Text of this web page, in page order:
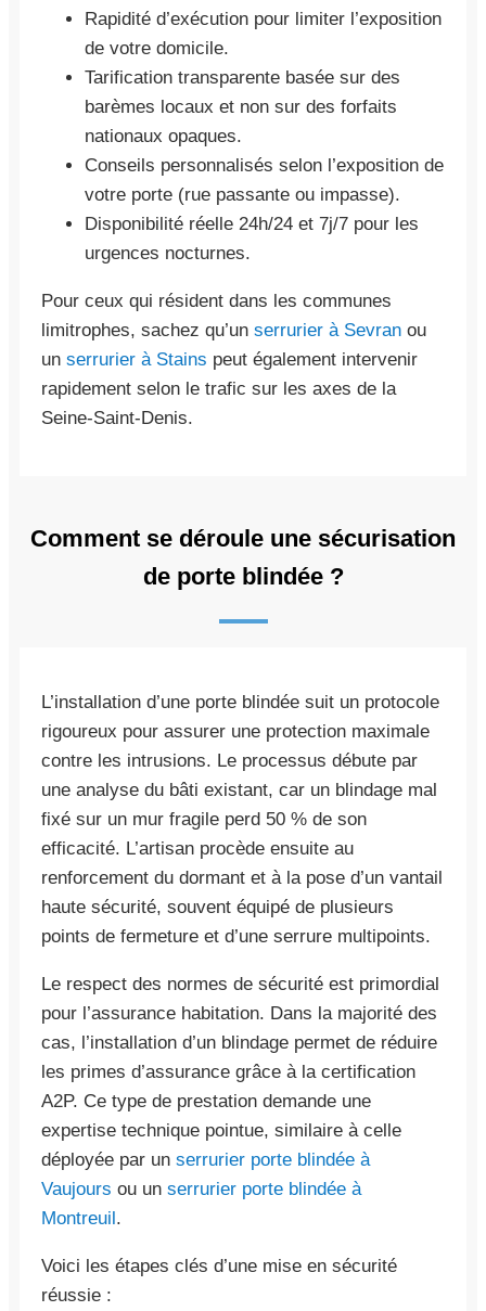
Rapidité d’exécution pour limiter l’exposition
de votre domicile.
Tarification transparente basée sur des
barèmes locaux et non sur des forfaits
nationaux opaques.
Conseils personnalisés selon l’exposition de
votre porte (rue passante ou impasse).
Disponibilité réelle 24h/24 et 7j/7 pour les
urgences nocturnes.
Pour ceux qui résident dans les communes
limitrophes, sachez qu’un serrurier à Sevran ou
un serrurier à Stains peut également intervenir
rapidement selon le trafic sur les axes de la
Seine-Saint-Denis.
Comment se déroule une sécurisation
de porte blindée ?
L’installation d’une porte blindée suit un protocole
rigoureux pour assurer une protection maximale
contre les intrusions. Le processus débute par
une analyse du bâti existant, car un blindage mal
fixé sur un mur fragile perd 50 % de son
efficacité. L’artisan procède ensuite au
renforcement du dormant et à la pose d’un vantail
haute sécurité, souvent équipé de plusieurs
points de fermeture et d’une serrure multipoints.
Le respect des normes de sécurité est primordial
pour l’assurance habitation. Dans la majorité des
cas, l’installation d’un blindage permet de réduire
les primes d’assurance grâce à la certification
A2P. Ce type de prestation demande une
expertise technique pointue, similaire à celle
déployée par un serrurier porte blindée à
Vaujours ou un serrurier porte blindée à
Montreuil.
Voici les étapes clés d’une mise en sécurité
réussie :